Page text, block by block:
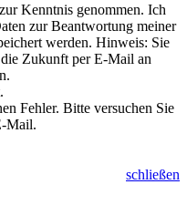
zur Kenntnis genommen. Ich
zur Beantwortung meiner
werden. Hinweis: Sie
Zukunft per E-Mail an
Fehler. Bitte versuchen Sie
Mail.
schließen